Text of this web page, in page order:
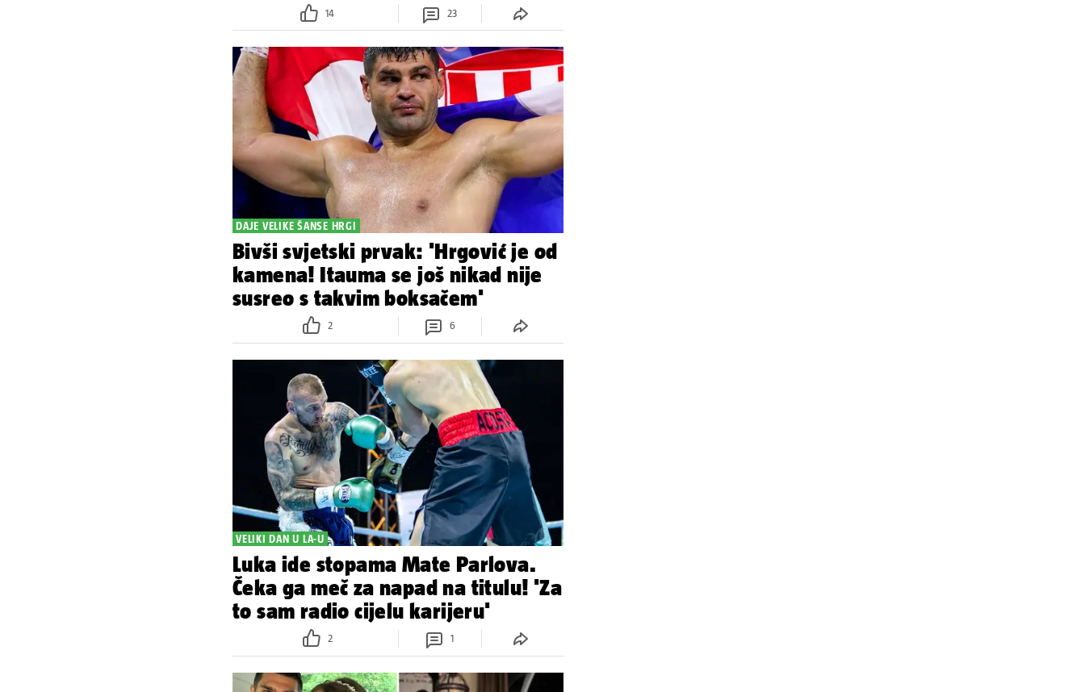
14 23
DAJE VELIKE ŠANSE HRGI
Bivši svjetski prvak: 'Hrgović je od
kamena! Itauma se još nikad nije
susreo s takvim boksačem'
2 6
VELIKI DAN U LA-U
Luka ide stopama Mate Parlova.
Čeka ga meč za napad na titulu! 'Za
to sam radio cijelu karijeru'
2 1